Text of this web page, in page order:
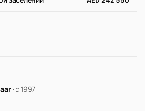
· с 1997